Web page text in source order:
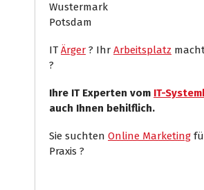
Wustermark
Potsdam
IT Ärger ? Ihr Arbeitsplatz
?
Ihre IT Experten vom IT-
auch Ihnen behilflich.
Sie suchten Online Marketing
Praxis ?